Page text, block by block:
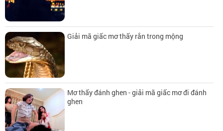
Giải mã giấc mơ thấy rắn trong mộng
Mơ thấy đánh ghen - giải mã giấc mơ đi đánh
ghen